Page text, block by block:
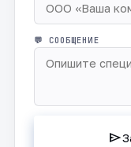
💬 СООБЩЕНИЕ
send